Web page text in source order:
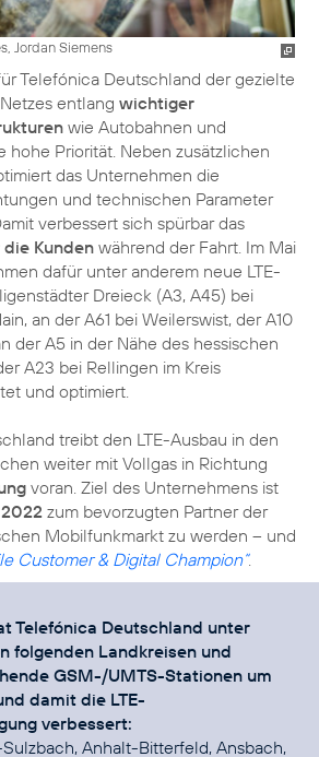
Jordan Siemens
Telefónica Deutschland der gezielte
entlang wichtiger
wie Autobahnen und
hohe Priorität. Neben zusätzlichen
das Unternehmen die
und technischen Parameter
verbessert sich spürbar das
Kunden während der Fahrt. Im Mai
dafür unter anderem neue LTE-
Dreieck (A3, A45) bei
an der A61 bei Weilerswist, der A10
der A5 in der Nähe des hessischen
A23 bei Rellingen im Kreis
und optimiert.
treibt den LTE-Ausbau in den
weiter mit Vollgas in Richtung
voran. Ziel des Unternehmens ist
zum bevorzugten Partner der
Mobilfunkmarkt zu werden – und
Customer & Digital Champion“.
Telefónica Deutschland unter
folgenden Landkreisen und
GSM-/UMTS-Stationen um
damit die LTE-
verbessert:
Anhalt-Bitterfeld, Ansbach,